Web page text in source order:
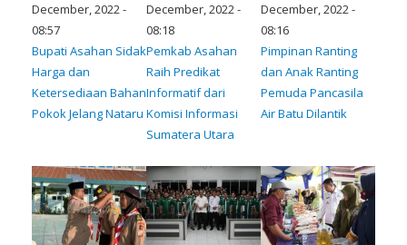
December, 2022 -
08:57
Bupati Asahan Sidak
Harga dan
Ketersediaan Bahan
Pokok Jelang Nataru
December, 2022 -
08:18
Pemkab Asahan
Raih Predikat
Informatif dari
Komisi Informasi
Sumatera Utara
December, 2022 -
08:16
Pimpinan Ranting
dan Anak Ranting
Pemuda Pancasila
Air Batu Dilantik